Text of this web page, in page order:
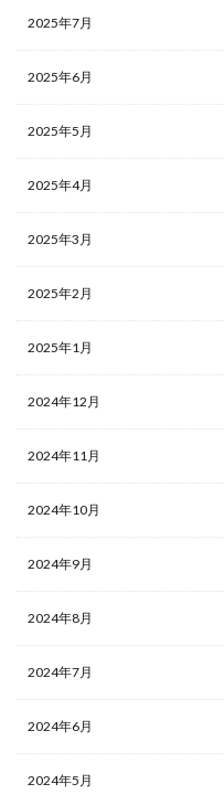
2025年7月
2025年6月
2025年5月
2025年4月
2025年3月
2025年2月
2025年1月
2024年12月
2024年11月
2024年10月
2024年9月
2024年8月
2024年7月
2024年6月
2024年5月